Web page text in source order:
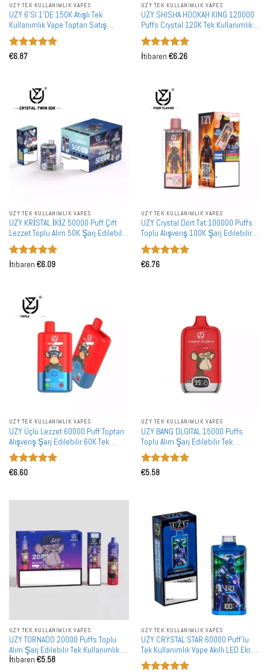
UZY TEK KULLANIMLIK VAPES
UZY 6'SI 1'DE 150K Atışlı Tek
Kullanımlık Vape Toptan Satış
150000 Puff Toplu Alım
5 üzerinden
€6.87
UZY TEK KULLANIMLIK VAPES
UZY SHISHA HOOKAH KING 120000
Puffs Crystal 120K Tek Kullanımlık
Vape Toptan Alışveriş İadesiz Akıllı
Ekran Taşınabilir Şarj Edilebilir
5 üzerinden
İtibaren €6.26
UZY TEK KULLANIMLIK VAPES
UZY KRİSTAL İKİZ 50000 Puff Çift
Lezzet Toplu Alım 50K Şarj Edilebilir
Tek Kullanımlık Vape Toptan Satış
5 üzerinden
İtibaren €6.09
UZY TEK KULLANIMLIK VAPES
UZY Crystal Dört Tat 100000 Puffs
Toplu Alışveriş 100K Şarj Edilebilir
Tek Kullanımlık Vape Toptan Satış
5 üzerinden
€6.76
UZY TEK KULLANIMLIK VAPES
UZY Üçlü Lezzet 60000 Puff Toptan
Alışveriş Şarj Edilebilir 60K Tek
Kullanımlık Vape
5 üzerinden
€6.60
UZY TEK KULLANIMLIK VAPES
UZY BANG DLGITAL 15000 Puffs
Toplu Alım Şarj Edilebilir Tek
Kullanımlık Vape Toptan Satış
5 üzerinden
€5.58
UZY TEK KULLANIMLIK VAPES
UZY TORNADO 20000 Puffs Toplu
Alım Şarj Edilebilir Tek Kullanımlık
Vape
İtibaren €5.58
UZY TEK KULLANIMLIK VAPES
UZY CRYSTAL STAR 60000 Puff'lu
Tek Kullanımlık Vape Akıllı LED Ekran
60K Toptan Alışveriş